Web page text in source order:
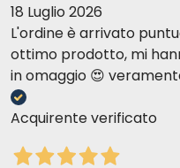
18 Luglio 2026
L'ordine è arrivato
ottimo prodotto, mi
in omaggio 😍
Acquirente verificato